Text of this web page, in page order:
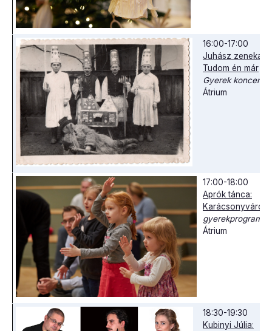
16:00-17:00
Juhász zenekar:
Tudom én már
Gyerek koncert
Átrium
17:00-18:00
Aprók tánca:
Karácsonyváró
gyerekprogram
Átrium
18:30-19:30
Kubinyi Júlia: